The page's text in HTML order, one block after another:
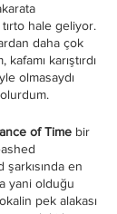
hale geliyor.
daha çok
karıştırdı
olmasaydı
of Time bir
en
yani olduğu
pek alakası